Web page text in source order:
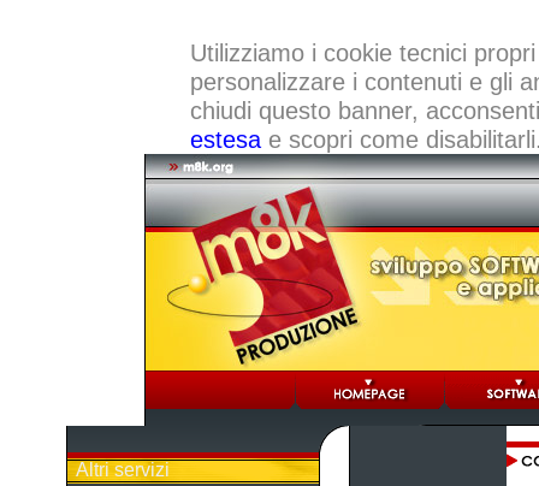
Utilizziamo i cookie tecnici
personalizzare i contenuti e gli
chiudi questo banner,
estesae scopri come
Altri servizi